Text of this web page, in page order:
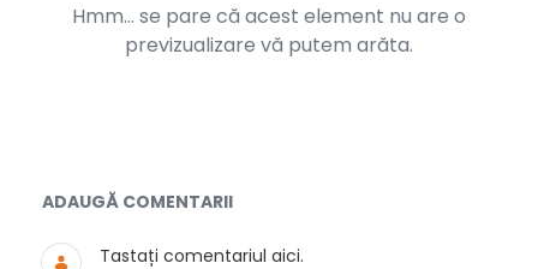
Hmm... se pare că acest element nu are o
previzualizare vă putem arăta.
Documente și Media
ADAUGĂ COMENTARII
Tastați comentariul aici.